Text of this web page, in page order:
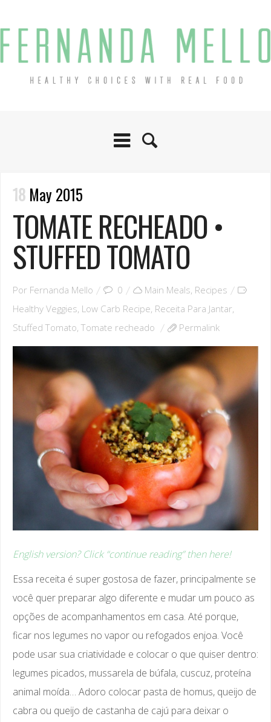
18 May 2015
TOMATE RECHEADO •
STUFFED TOMATO
Por Fernanda Mello 0 Main Meals, Recipes
Healthy Veggies, Low Carb Recipe, Receita Para Jantar,
Stuffed Tomato, Tomate recheado Permalink
English version? Click “continue reading” then here!
Essa receita é super gostosa de fazer, principalmente se
você quer preparar algo diferente e mudar um pouco as
opções de acompanhamentos em casa. Até porque,
ficar nos legumes no vapor ou refogados enjoa. Você
pode usar sua criatividade e colocar o que quiser dentro:
legumes picados, mussarela de búfala, cuscuz, proteína
animal moída… Adoro colocar pasta de homus, queijo de
cabra ou queijo de castanha de cajú para deixar o